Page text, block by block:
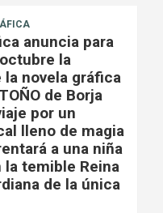
anuncia para
la
novela gráfica
de Borja
por un
lleno de magia
a una niña
temible Reina
de la única